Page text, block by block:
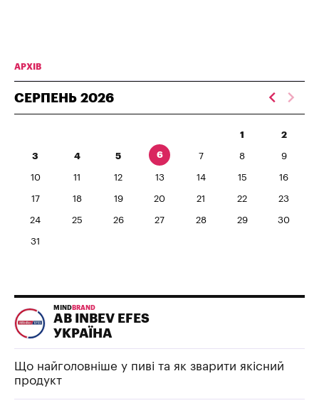
АРХІВ
СЕРПЕНЬ 2026
1 2
3 4 5 6 7 8 9
10 11 12 13 14 15 16
17 18 19 20 21 22 23
24 25 26 27 28 29 30
31
MIND BRAND
AB INBEV EFES
УКРАЇНА
Що найголовніше у пиві та як зварити якісний
продукт